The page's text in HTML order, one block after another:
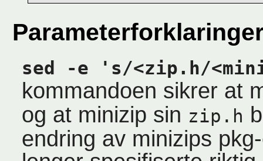
sed -e 's/<zip.h/
kommandoen sikrer at
og at minizip sin zip.h
endring av minizips